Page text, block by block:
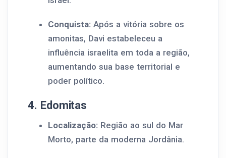
Conquista: Após a vitória sobre os
amonitas, Davi estabeleceu a
influência israelita em toda a região,
aumentando sua base territorial e
poder político.
4. Edomitas
Localização: Região ao sul do Mar
Morto, parte da moderna Jordânia.